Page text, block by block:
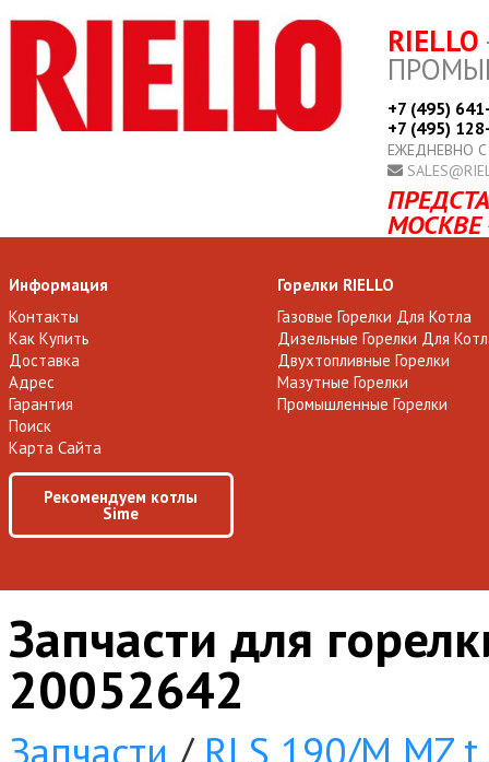
RIELLO
+7 (495)
+7 (495)
ЕЖЕДНЕВНО
МОСКВЕ
Информация
Контакты
Как Купить
Доставка
Адрес
Гарантия
Поиск
Карта Сайта
Рекомендуем котлы
Sime
Горелки RIELLO
Газовые Горелки Для Котла
Дизельные Горелки Для
Двухтопливные Горелки
Мазутные Горелки
Промышленные Горелки
Запчасти для
20052642
Запчасти / RLS 190/M MZ